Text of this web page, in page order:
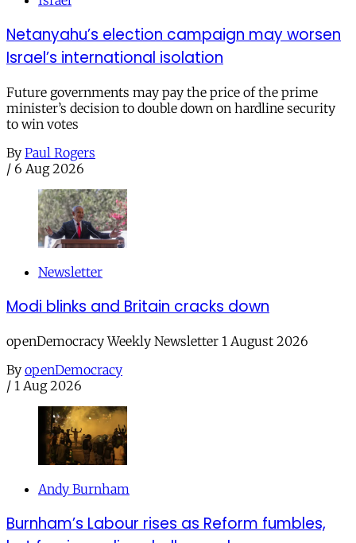
Netanyahu’s election campaign may worsen
Israel’s international isolation
Future governments may pay the price of the prime
minister’s decision to double down on hardline security
to win votes
By Paul Rogers
/ 6 Aug 2026
Newsletter
Modi blinks and Britain cracks down
openDemocracy Weekly Newsletter 1 August 2026
By openDemocracy
/ 1 Aug 2026
Andy Burnham
Burnham’s Labour rises as Reform fumbles,